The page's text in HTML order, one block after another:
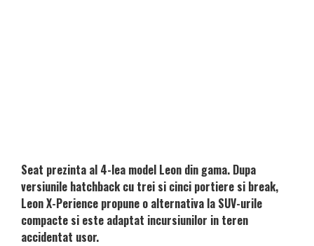
Seat prezinta al 4-lea model Leon din gama. Dupa
versiunile hatchback cu trei si cinci portiere si break,
Leon X-Perience propune o alternativa la SUV-urile
compacte si este adaptat incursiunilor in teren
accidentat usor.